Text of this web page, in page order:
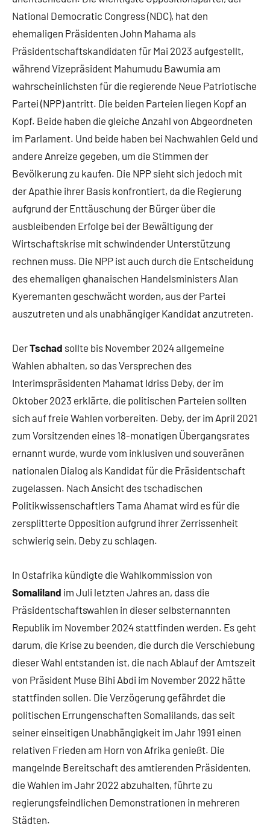
National Democratic Congress (NDC), hat den
ehemaligen Präsidenten John Mahama als
Präsidentschaftskandidaten für Mai 2023 aufgestellt,
während Vizepräsident Mahumudu Bawumia am
wahrscheinlichsten für die regierende Neue Patriotische
Partei (NPP) antritt. Die beiden Parteien liegen Kopf an
Kopf. Beide haben die gleiche Anzahl von Abgeordneten
im Parlament. Und beide haben bei Nachwahlen Geld und
andere Anreize gegeben, um die Stimmen der
Bevölkerung zu kaufen. Die NPP sieht sich jedoch mit
der Apathie ihrer Basis konfrontiert, da die Regierung
aufgrund der Enttäuschung der Bürger über die
ausbleibenden Erfolge bei der Bewältigung der
Wirtschaftskrise mit schwindender Unterstützung
rechnen muss. Die NPP ist auch durch die Entscheidung
des ehemaligen ghanaischen Handelsministers Alan
Kyeremanten geschwächt worden, aus der Partei
auszutreten und als unabhängiger Kandidat anzutreten.
DerTschad sollte bis November 2024 allgemeine
Wahlen abhalten, so das Versprechen des
Interimspräsidenten Mahamat Idriss Deby, der im
Oktober 2023 erklärte, die politischen Parteien sollten
sich auf freie Wahlen vorbereiten. Deby, der im April 2021
zum Vorsitzenden eines 18-monatigen Übergangsrates
ernannt wurde, wurde vom inklusiven und souveränen
nationalen Dialog als Kandidat für die Präsidentschaft
zugelassen. Nach Ansicht des tschadischen
Politikwissenschaftlers Tama Ahamat wird es für die
zersplitterte Opposition aufgrund ihrer Zerrissenheit
schwierig sein, Deby zu schlagen.
In Ostafrika kündigte die Wahlkommission von
Somaliland im Juli letzten Jahres an, dass die
Präsidentschaftswahlen in dieser selbsternannten
Republik im November 2024 stattfinden werden. Es geht
darum, die Krise zu beenden, die durch die Verschiebung
dieser Wahl entstanden ist, die nach Ablauf der Amtszeit
von Präsident Muse Bihi Abdi im November 2022 hätte
stattfinden sollen. Die Verzögerung gefährdet die
politischen Errungenschaften Somalilands, das seit
seiner einseitigen Unabhängigkeit im Jahr 1991 einen
relativen Frieden am Horn von Afrika genießt. Die
mangelnde Bereitschaft des amtierenden Präsidenten,
die Wahlen im Jahr 2022 abzuhalten, führte zu
regierungsfeindlichen Demonstrationen in mehreren
Städten.